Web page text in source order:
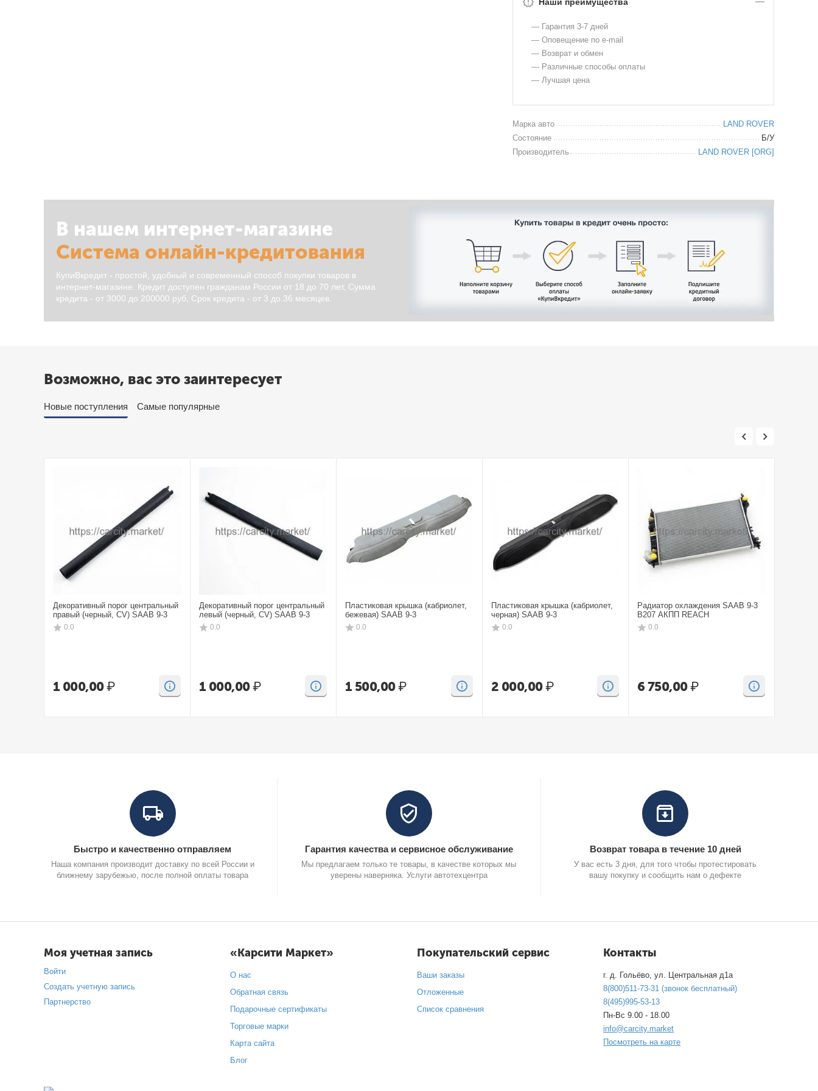
— Гарантия 3-7 дней
— Оповещение по e-mail
— Возврат и обмен
— Различные способы оплаты
— Лучшая цена
Марка авто
LAND ROVER
Состояние
Б/У
Производитель
LAND ROVER [ORG]
В нашем интернет-магазине
Система онлайн-кредитования
КупиВкредит - простой, удобный и современный способ покупки товаров в
интернет-магазине. Кредит доступен гражданам России от 18 до 70 лет, Сумма
кредита - от 3000 до 200000 руб, Срок кредита - от 3 до 36 месяцев.
Возможно, вас это заинтересует
Новые поступления Самые популярные
Декоративный порог центральный
правый (черный, CV) SAAB 9-3
0.0
1 000,00₽
Декоративный порог центральный
левый (черный, CV) SAAB 9-3
0.0
1 000,00₽
Пластиковая крышка (кабриолет,
бежевая) SAAB 9-3
0.0
1 500,00₽
Пластиковая крышка (кабриолет,
черная) SAAB 9-3
0.0
2 000,00₽
Радиатор охлаждения SAAB 9-3
B207 АКПП REACH
0.0
6 750,00₽
Быстро и качественно отправляем
Наша компания производит доставку по всей России и
ближнему зарубежью, после полной оплаты товара
Гарантия качества и сервисное обслуживание
Мы предлагаем только те товары, в качестве которых мы
уверены наверняка. Услуги автотехцентра
Возврат товара в течение 10 дней
У вас есть 3 дня, для того чтобы протестировать
вашу покупку и сообщить нам о дефекте
Моя учетная запись
Войти
Создать учетную запись
Партнерство
«Карсити Маркет»
О нас
Обратная связь
Подарочные сертификаты
Торговые марки
Карта сайта
Блог
Покупательский сервис
Ваши заказы
Отложенные
Список сравнения
Контакты
г. д. Гольёво, ул. Центральная д1а
8(800)511-73-31 (звонок бесплатный)
8(495)995-53-13
Пн-Вс 9.00 - 18.00
info@carcity.market
Посмотреть на карте